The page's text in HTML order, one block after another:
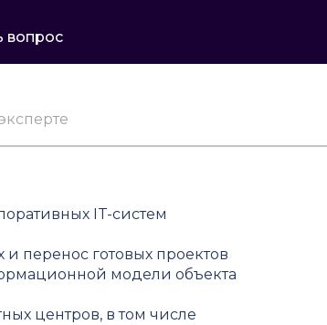
вопрос
IT-систем
перенос готовых проектов
модели объекта
центров, в том числе